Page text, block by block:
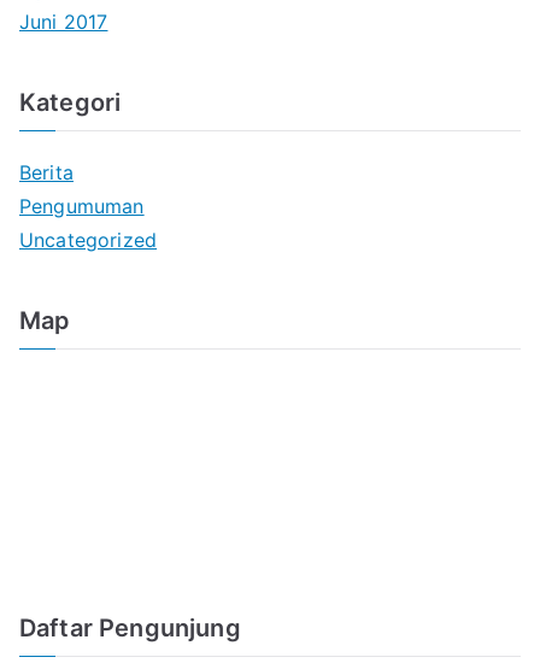
Juni 2017
Kategori
Berita
Pengumuman
Uncategorized
Map
Daftar Pengunjung